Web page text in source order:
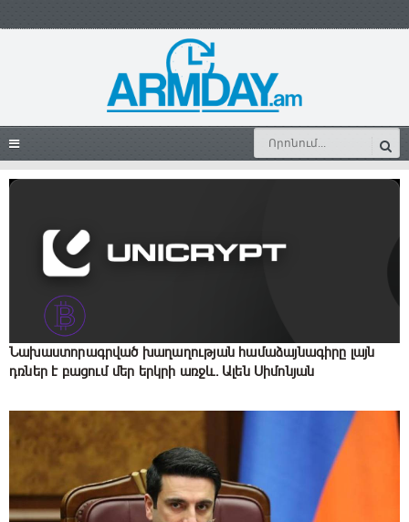
Նախաստորագրված խաղաղության համաձայնագիրը լայն
դռներ է բացում մեր երկրի առջև. Ալեն Սիմոնյան